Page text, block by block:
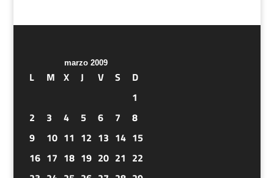
marzo 2009
L M X J V S
D
1
2
3 4 5 6 7
8
9
10 11 12 13 14 15
16 17 18 19 20 21 22